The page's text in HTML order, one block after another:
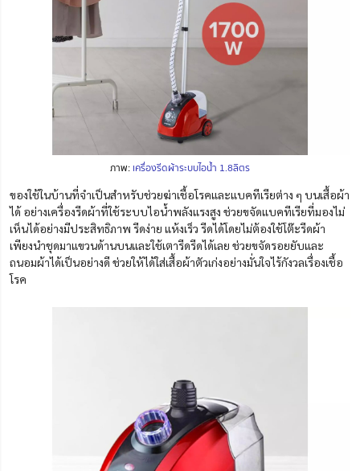
ภาพ: เครื่องรีดผ้าระบบไอน้ำ 1.8ลิตร
ของใช้ในบ้านที่จำเป็นสำหรับช่วยฆ่าเชื้อโรคและแบคทีเรียต่าง ๆ บนเสื้อผ้า
ได้ อย่างเครื่องรีดผ้าที่ใช้ระบบไอน้ำพลังแรงสูง ช่วยขจัดแบคทีเรียที่มองไม่
เห็นได้อย่างมีประสิทธิภาพ รีดง่าย แห้งเร็ว รีดได้โดยไม่ต้องใช้โต๊ะรีดผ้า
เพียงนำชุดมาแขวนด้านบนและใช้เตารีดรีดได้เลย ช่วยขจัดรอยยับและ
ถนอมผ้าได้เป็นอย่างดี ช่วยให้ได้ใส่เสื้อผ้าตัวเก่งอย่างมั่นใจไร้กังวลเรื่องเชื้อ
โรค